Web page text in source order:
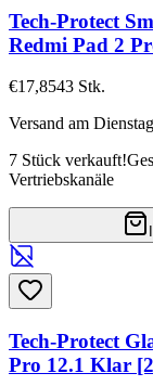
Tech-Protect
Redmi Pad 2
€17,8543 Stk.
Versand am Dienstag
7 Stück verkauft!
Vertriebskanäle
Tech-Protect
Pro 12.1 Klar